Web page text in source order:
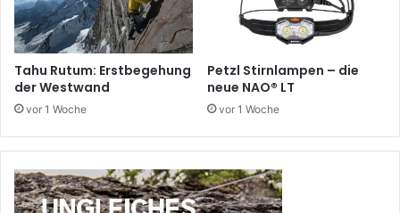
Tahu Rutum: Erstbegehung
der Westwand
vor 1 Woche
Petzl Stirnlampen – die
neue NAO® LT
vor 1 Woche